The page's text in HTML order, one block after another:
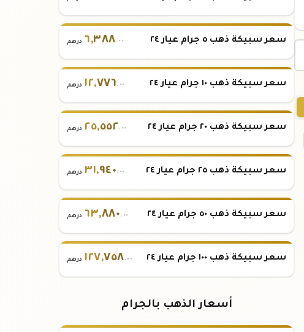
سعر سبيكة ذهب ٥ جرام عيار ٢٤ ٦,٣٨٨.٠٠ درهم
سعر سبيكة ذهب ١٠ جرام عيار ٢٤ ١٢,٧٧٦.٠٠ درهم
سعر سبيكة ذهب ٢٠ جرام عيار ٢٤ ٢٥,٥٥٢.٠٠ درهم
سعر سبيكة ذهب ٢٥ جرام عيار ٢٤ ٣١,٩٤٠.٠٠ درهم
سعر سبيكة ذهب ٥٠ جرام عيار ٢٤ ٦٣,٨٨٠.٠٠ درهم
سعر سبيكة ذهب ١٠٠ جرام عيار ٢٤ ١٢٧,٧٥٨.٠٠ درهم
أسعار الذهب بالجرام